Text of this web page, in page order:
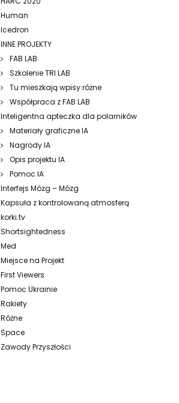
Human
Icedron
INNE PROJEKTY
FAB LAB
Szkolenie TRI LAB
Tu mieszkają wpisy różne
Współpraca z FAB LAB
Inteligentna apteczka dla polarników
Materiały graficzne IA
Nagrody IA
Opis projektu IA
Pomoc IA
Interfejs Mózg – Mózg
Kapsuła z kontrolowaną atmosferą
korki.tv
Shortsightedness
Med
Miejsce na Projekt
First Viewers
Pomoc Ukrainie
Rakiety
Różne
Space
Zawody Przyszłości